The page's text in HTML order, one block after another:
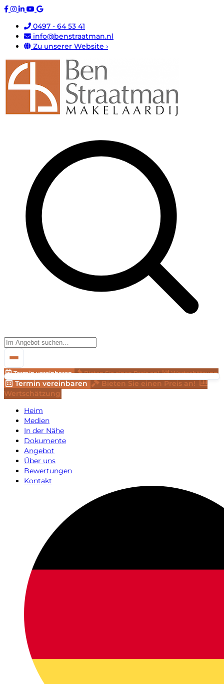
0497 - 64 53 41
info@benstraatman.nl
Zu unserer Website ›
Termin vereinbaren Bieten Sie einen Preis an! Wertschätzung
Termin vereinbaren
Bieten Sie einen Preis an!
Wertschätzung
Heim
Medien
In der Nähe
Dokumente
Angebot
Über uns
Bewertungen
Kontakt